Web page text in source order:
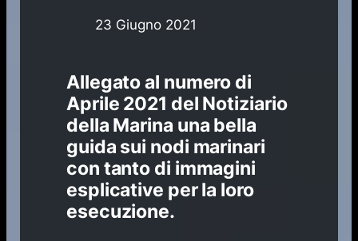
23 Giugno 2021
Allegato al numero di
Aprile 2021 del Notiziario
della Marina una bella
guida sui nodi marinari
con tanto di immagini
esplicative per la loro
esecuzione.